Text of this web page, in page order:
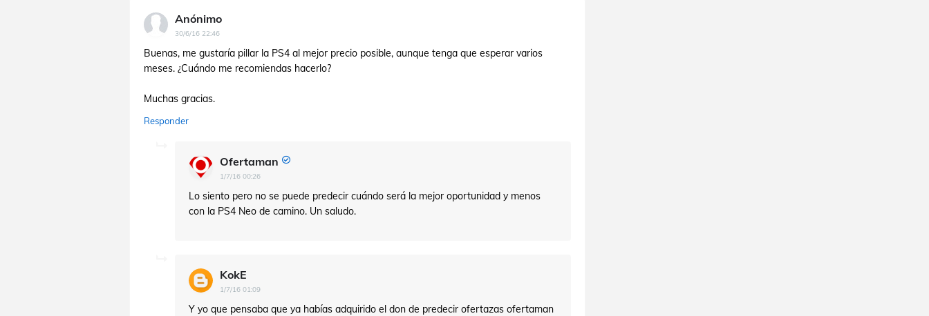
Anónimo
30/6/16 22:46
Buenas, me gustaría pillar la PS4 al mejor precio posible, aunque tenga que esperar varios
meses. ¿Cuándo me recomiendas hacerlo?
Muchas gracias.
Responder
Ofertaman
1/7/16 00:26
Lo siento pero no se puede predecir cuándo será la mejor oportunidad y menos
con la PS4 Neo de camino. Un saludo.
KokE
1/7/16 01:09
Y yo que pensaba que ya habías adquirido el don de predecir ofertazas ofertaman